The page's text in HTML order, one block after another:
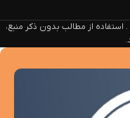
طراحی و توسعه توسط Hannah Comercial Group . استفاده از مطالب بدون ذکر منبع،